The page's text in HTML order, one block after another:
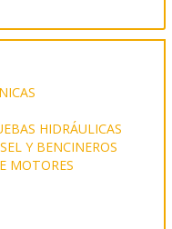
HIDRÁULICAS
Y BENCINEROS
MOTORES